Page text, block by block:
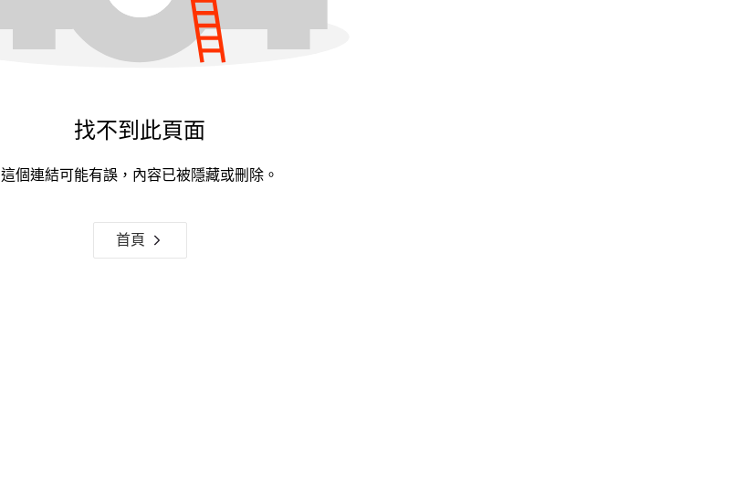
找不到此頁面
這個連結可能有誤，內容已被隱藏或刪除。
首頁